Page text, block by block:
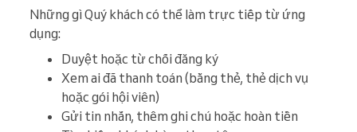
Những gì Quý khách có thể làm trực tiếp từ ứng
dụng:
Duyệt hoặc từ chối đăng ký
Xem ai đã thanh toán (bằng thẻ, thẻ dịch vụ
hoặc gói hội viên)
Gửi tin nhắn, thêm ghi chú hoặc hoàn tiền